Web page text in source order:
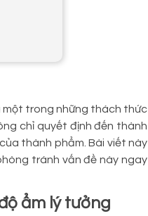
một trong những thách thức
chỉ quyết định đến thành
thành phẩm. Bài viết này
tránh vấn đề này ngay
ẩm lý tưởng